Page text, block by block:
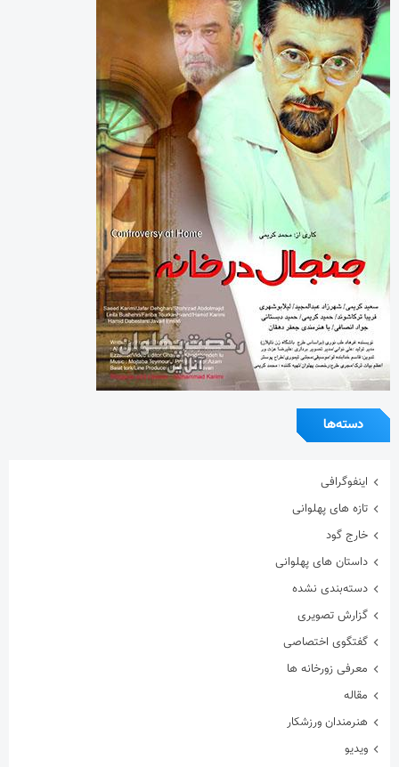
دسته‌ها
اینفوگرافی
تازه های پهلوانی
خارج گود
داستان های پهلوانی
دسته‌بندی نشده
گزارش تصویری
گفتگوی اختصاصی
معرفی زورخانه ها
مقاله
هنرمندان ورزشکار
ویدیو